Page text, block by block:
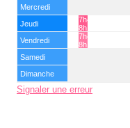
Mercredi
Jeudi
7h45 -
8h15
Vendredi
7h45 -
8h15
Samedi
Dimanche
Signaler une erreur